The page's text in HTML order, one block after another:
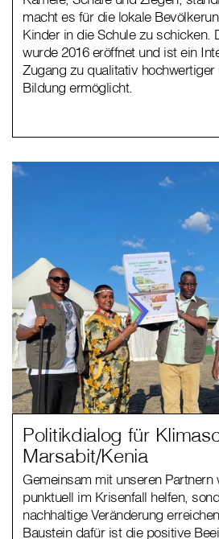
macht es für die lokale
Kinder in die Schule zu schicken.
wurde 2016 eröffnet und ist ein
Zugang zu qualitativ hochwertiger
Bildung ermöglicht.
Politikdialog für
Marsabit/Kenia
Gemeinsam mit unseren Partnern
punktuell im Krisenfall helfen,
nachhaltige Veränderung
Baustein dafür ist die positive